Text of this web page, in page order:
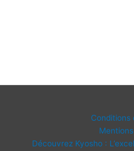
Conditions
Découvrez Kyosho :